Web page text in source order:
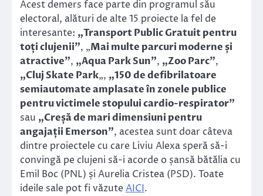
Acest demers face parte din programul său
electoral, alături de alte 15 proiecte la fel de
interesante: „Transport Public Gratuit pentru
toți clujenii”, „Mai multe parcuri moderne și
atractive”, „Aqua Park Sun”, „Zoo Parc”,
„Cluj Skate Park„, „150 de defibrilatoare
semiautomate amplasate în zonele publice
pentru victimele stopului cardio-respirator”
sau „Creșă de mari dimensiuni pentru
angajații Emerson”, acestea sunt doar câteva
dintre proiectele cu care Liviu Alexa speră să-i
convingă pe clujeni să-i acorde o șansă bătălia cu
Emil Boc (PNL) și Aurelia Cristea (PSD). Toate
ideile sale pot fi văzuteAICI.